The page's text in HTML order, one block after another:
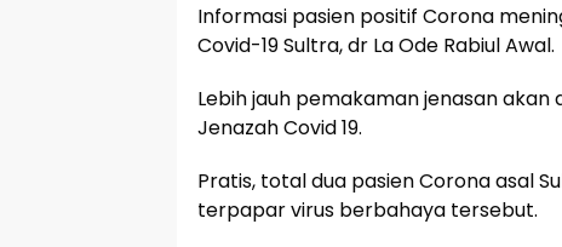
Informasi pasien positif Corona
Covid-19 Sultra, dr La Ode Rabiul Awal.
Lebih jauh pemakaman jenasan
Jenazah Covid 19.
Pratis, total dua pasien Corona asal
terpapar virus berbahaya tersebut.